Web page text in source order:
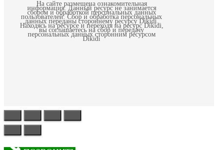
На сайте размещена ознакомительная
информация. Данный ресурс не занимается
сбором и обработкой персональных данных
пользователей. Сбор и обработка персональных
данных переданы стороннему ресурсу Dikidi.
Находясь на ресурсе и переходя на ресурс Dikidi,
вы соглашаетесь на сбор и передачу
персональных данных сторонним ресурсом
Dikidi